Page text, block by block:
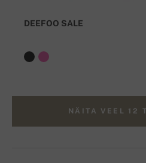
DEEFOO SALE
NÄITA VEEL 12